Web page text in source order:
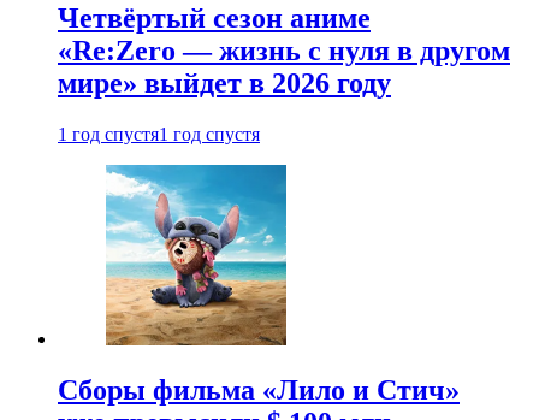
Четвёртый сезон аниме
«Re:Zero — жизнь с нуля в другом
мире» выйдет в 2026 году
1 год спустя1 год спустя
Сборы фильма «Лило и Стич»